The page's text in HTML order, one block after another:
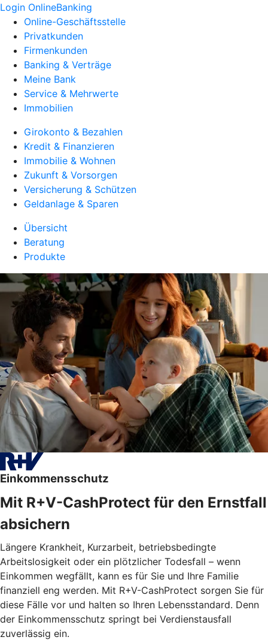
Login OnlineBanking
Online-Geschäftsstelle
Privatkunden
Firmenkunden
Banking & Verträge
Meine Bank
Service & Mehrwerte
Immobilien
Girokonto & Bezahlen
Kredit & Finanzieren
Immobilie & Wohnen
Zukunft & Vorsorgen
Versicherung & Schützen
Geldanlage & Sparen
Übersicht
Beratung
Produkte
Einkommensschutz
Mit R+V-CashProtect für den Ernstfall
absichern
Längere Krankheit, Kurzarbeit, betriebsbedingte
Arbeitslosigkeit oder ein plötzlicher Todesfall – wenn
Einkommen wegfällt, kann es für Sie und Ihre Familie
finanziell eng werden. Mit R+V-CashProtect sorgen Sie für
diese Fälle vor und halten so Ihren Lebensstandard. Denn
der Einkommensschutz springt bei Verdienstausfall
zuverlässig ein.